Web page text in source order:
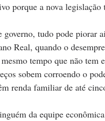
porque a nova
governo, tudo pode piorar
Real, quando o
tempo que não tem
sobem corroendo o
renda familiar de até
da equipe